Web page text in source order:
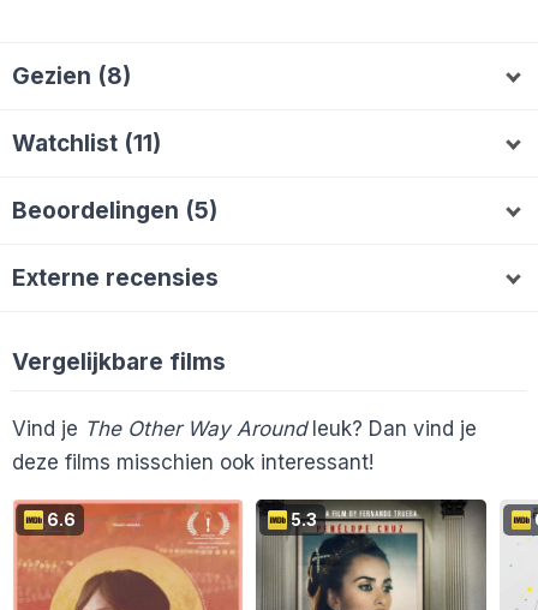
Gezien (8)
M marczeldenthuis
Watchlist (11)
B BigBossie68 C Cobus74
Beoordelingen (5)
jotofilm
6 F filmhuijsje
Externe recensies
Vergelijkbare films
Vind je The Other Way Aroundleuk? Dan vind je
deze films misschien ook interessant!
6.6 5.3